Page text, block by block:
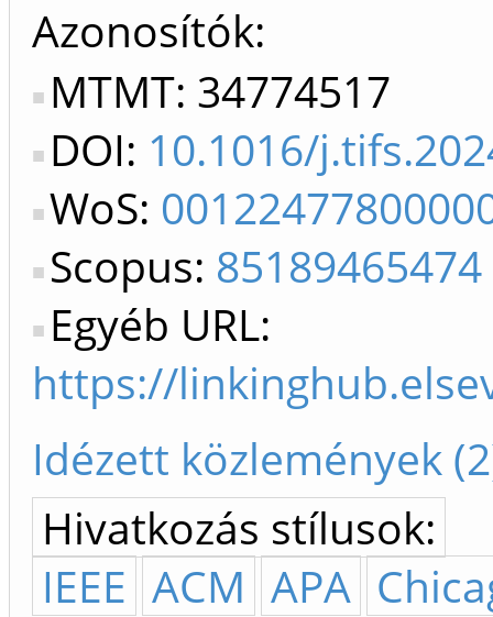
Azonosítók
MTMT: 34774517
DOI: 10.1016/
WoS:
Scopus: 85189465474
Egyéb URL:
https://
Idézett közlemények
Hivatkozás stílusok:
IEEE ACM APA